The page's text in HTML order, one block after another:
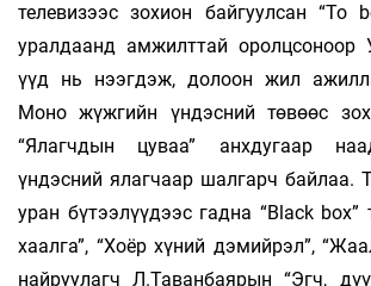
телевизээс зохион байгуулсан
уралдаанд амжилттай оролцсоноор
үүд нь нээгдэж, долоон жил
Моно жүжгийн үндэсний төвөөс
“Ялагчдын цуваа” анхдугаар
үндэсний ялагчаар шалгарч байлаа.
уран бүтээлүүдээс гадна “Black
хаалга”, “Хоёр хүний дэмийрэл”,
найруулагч Л.Таванбаярын “Эгч,